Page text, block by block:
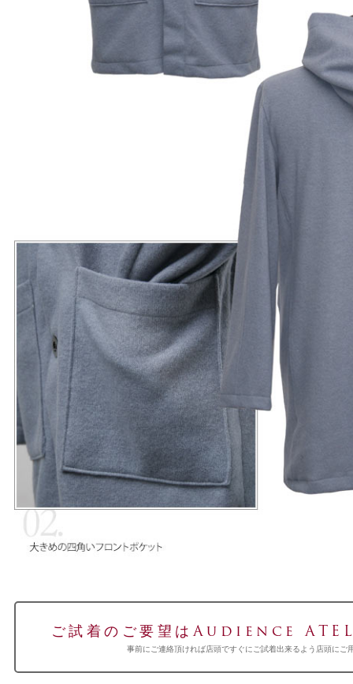
ご試着のご要望はAudience
事前にご連絡頂ければ店頭ですぐにご試着出来るよう店頭にご